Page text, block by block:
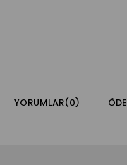
YORUMLAR(0)